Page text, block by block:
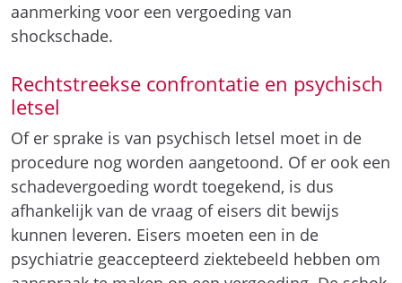
aanmerking voor een vergoeding van
shockschade.
Rechtstreekse confrontatie en psychisch
letsel
Of er sprake is van psychisch letsel moet in de
procedure nog worden aangetoond. Of er ook een
schadevergoeding wordt toegekend, is dus
afhankelijk van de vraag of eisers dit bewijs
kunnen leveren. Eisers moeten een in de
psychiatrie geaccepteerd ziektebeeld hebben om